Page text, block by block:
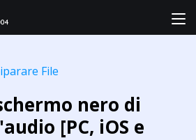
File
nero di
[PC, iOS e